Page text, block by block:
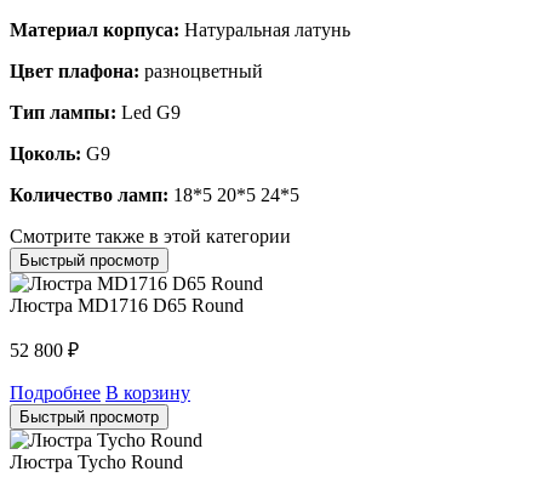
Материал корпуса: Натуральная латунь
Цвет плафона: разноцветный
Тип лампы: Led G9
Цоколь: G9
Количество ламп: 18*5 20*5 24*5
Смотрите также в этой категории
Быстрый просмотр
Люстра MD1716 D65 Round
52 800 ₽
Подробнее В корзину
Быстрый просмотр
Люстра Tycho Round